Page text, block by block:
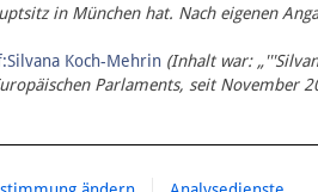
in München hat. Nach eigenen
Koch-Mehrin (Inhalt war:
Parlaments, seit November